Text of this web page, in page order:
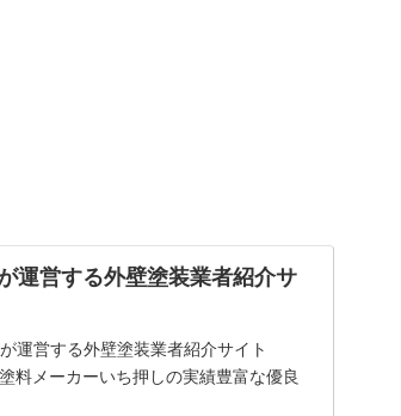
運営する外壁塗装業者紹介サ
運営する外壁塗装業者紹介サイト
料メーカーいち押しの実績豊富な優良